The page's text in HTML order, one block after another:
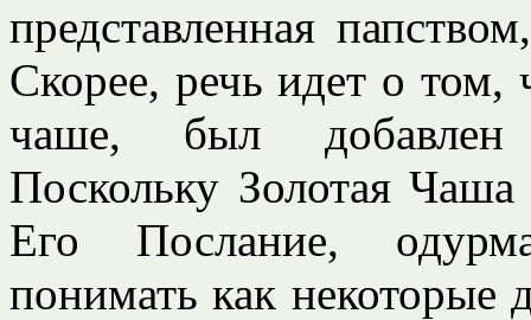
представленная
Скорее, речь идет о
чаше, был добавлен
Поскольку Золотая
Его Послание,
понимать как некоторые